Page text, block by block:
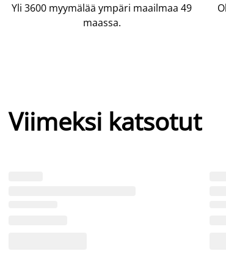
Yli 3600 myymälää ympäri maailmaa 49
maassa.
Viimeksi katsotut